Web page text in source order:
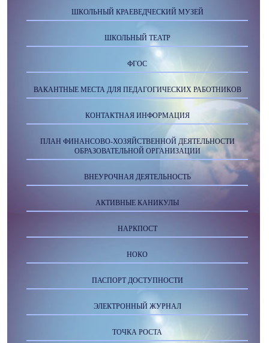
ШКОЛЬНЫЙ КРАЕВЕДЧЕСКИЙ МУЗЕЙ
ШКОЛЬНЫЙ ТЕАТР
ФГОС
ВАКАНТНЫЕ МЕСТА ДЛЯ ПЕДАГОГИЧЕСКИХ РАБОТНИКОВ
КОНТАКТНАЯ ИНФОРМАЦИЯ
ПЛАН ФИНАНСОВО-ХОЗЯЙСТВЕННОЙ ДЕЯТЕЛЬНОСТИ
ОБРАЗОВАТЕЛЬНОЙ ОРГАНИЗАЦИИ
ВНЕУРОЧНАЯ ДЕЯТЕЛЬНОСТЬ
АКТИВНЫЕ КАНИКУЛЫ
НАРКПОСТ
НОКО
ПАСПОРТ ДОСТУПНОСТИ
ЭЛЕКТРОННЫЙ ЖУРНАЛ
ТОЧКА РОСТА